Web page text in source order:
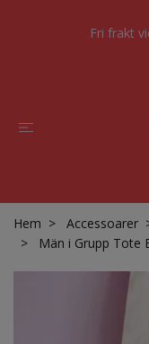
Fri frakt
Hem Accessoarer
Män i Grupp Tote